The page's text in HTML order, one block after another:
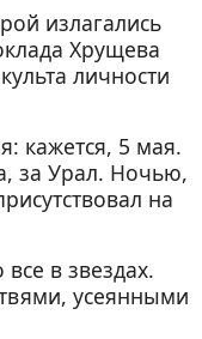
излагались
Хрущева
личности
кажется, 5 мая.
за Урал. Ночью,
на
в звездах.
усеянными